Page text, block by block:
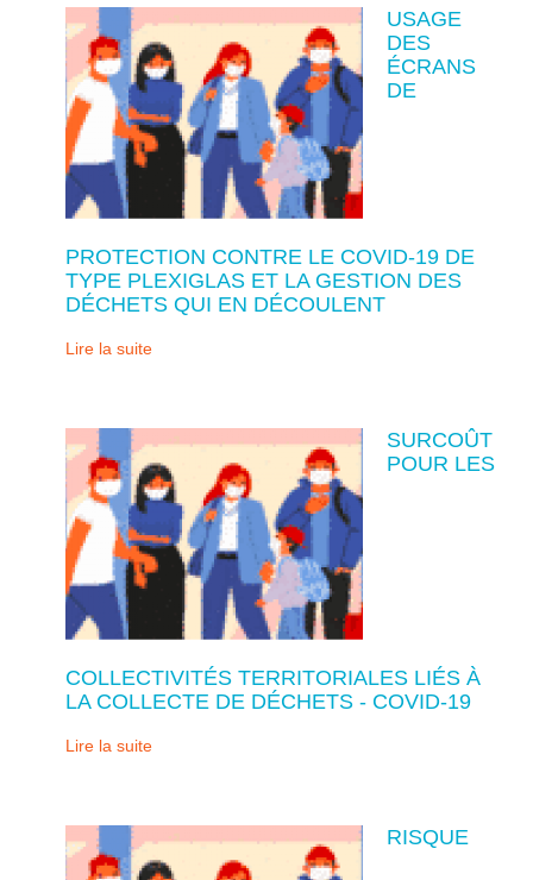
USAGE
DES
ÉCRANS
DE
PROTECTION CONTRE LE COVID-19 DE
TYPE PLEXIGLAS ET LA GESTION DES
DÉCHETS QUI EN DÉCOULENT
Lire la suite
SURCOÛT
POUR LES
COLLECTIVITÉS TERRITORIALES LIÉS À
LA COLLECTE DE DÉCHETS - COVID-19
Lire la suite
RISQUE